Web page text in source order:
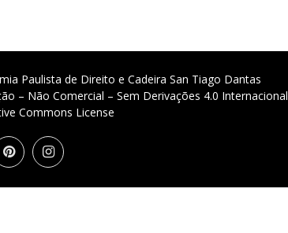
Paulista de Direito e Cadeira San Tiago Dantas
– Não Comercial – Sem Derivações 4.0 Internacional
Commons License